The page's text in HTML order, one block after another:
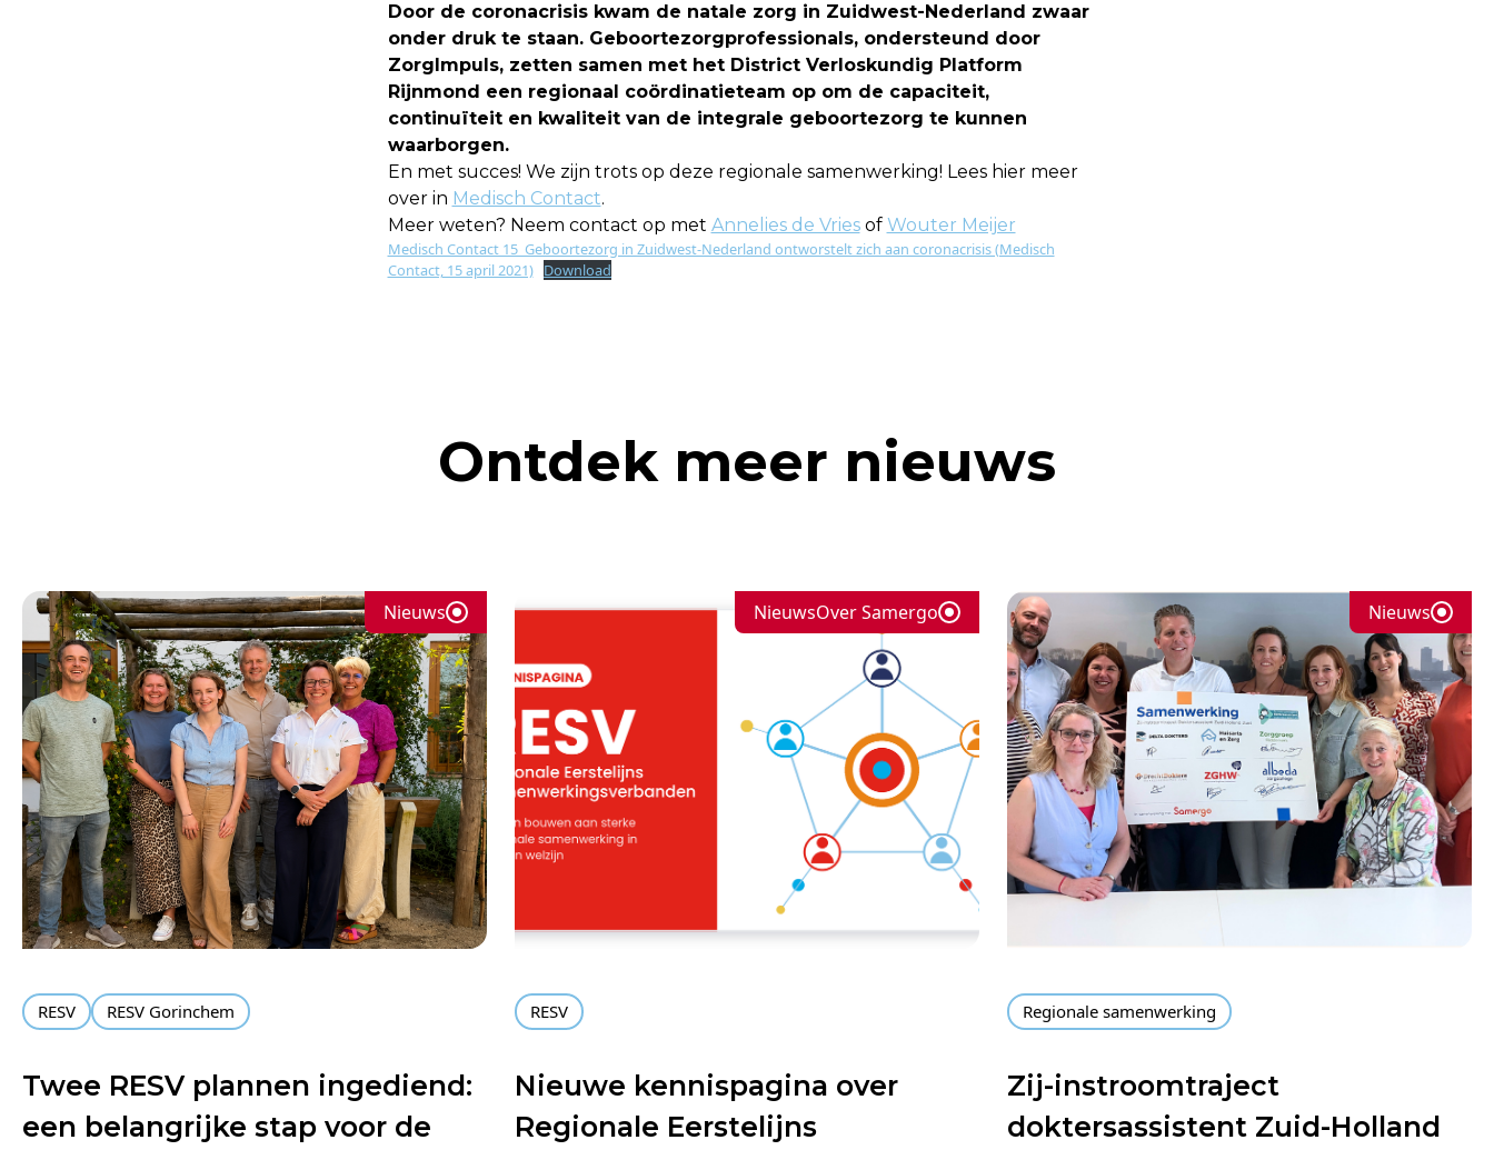
Door de coronacrisis kwam de natale zorg in Zuidwest-Nederland zwaar
onder druk te staan. Geboortezorgprofessionals, ondersteund door
ZorgImpuls, zetten samen met het District Verloskundig Platform
Rijnmond een regionaal coördinatieteam op om de capaciteit,
continuïteit en kwaliteit van de integrale geboortezorg te kunnen
waarborgen.
En met succes! We zijn trots op deze regionale samenwerking! Lees hier meer
over in Medisch Contact.
Meer weten? Neem contact op met Annelies de Vriesof Wouter Meijer
Medisch Contact 15_Geboortezorg in Zuidwest-Nederland ontworstelt zich aan coronacrisis (Medisch
Contact, 15 april 2021) Download
Ontdek meer nieuws
Nieuws
RESV RESV Gorinchem
Twee RESV plannen ingediend:
een belangrijke stap voor de
NieuwsOver Samergo
RESV
Nieuwe kennispagina over
Regionale Eerstelijns
Nieuws
Regionale samenwerking
Zij-instroomtraject
doktersassistent Zuid-Holland